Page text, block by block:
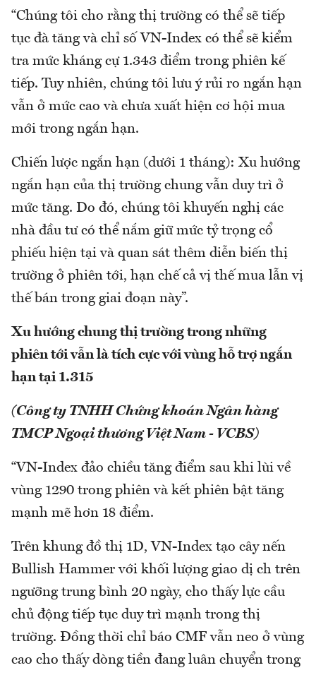
“Chúng tôi cho rằng thị trường có thể sẽ tiếp
tục đà tăng và chỉ số VN-Index có thể sẽ kiểm
tra mức kháng cự 1.343 điểm trong phiên kế
tiếp. Tuy nhiên, chúng tôi lưu ý rủi ro ngắn hạn
vẫn ở mức cao và chưa xuất hiện cơ hội mua
mới trong ngắn hạn.
Chiến lược ngắn hạn (dưới 1 tháng): Xu hướng
ngắn hạn của thị trường chung vẫn duy trì ở
mức tăng. Do đó, chúng tôi khuyến nghị các
nhà đầu tư có thể nắm giữ mức tỷ trọng cổ
phiếu hiện tại và quan sát thêm diễn biến thị
trường ở phiên tới, hạn chế cả vị thế mua lẫn vị
thế bán trong giai đoạn này”.
Xu hướng chung thị trường trong những
phiên tới vẫn là tích cực với vùng hỗ trợ ngắn
hạn tại 1.315
(Công ty TNHH Chứng khoán Ngân hàng
TMCP Ngoại thương Việt Nam - VCBS)
“VN-Index đảo chiều tăng điểm sau khi lùi về
vùng 1290 trong phiên và kết phiên bật tăng
mạnh mẽ hơn 18 điểm.
Trên khung đồ thị 1D, VN-Index tạo cây nến
Bullish Hammer với khối lượng giao dị ch trên
ngưỡng trung bình 20 ngày, cho thấy lực cầu
chủ động tiếp tục duy trì mạnh trong thị
trường. Đồng thời chỉ báo CMF vẫn neo ở vùng
cao cho thấy dòng tiền đang luân chuyển trong